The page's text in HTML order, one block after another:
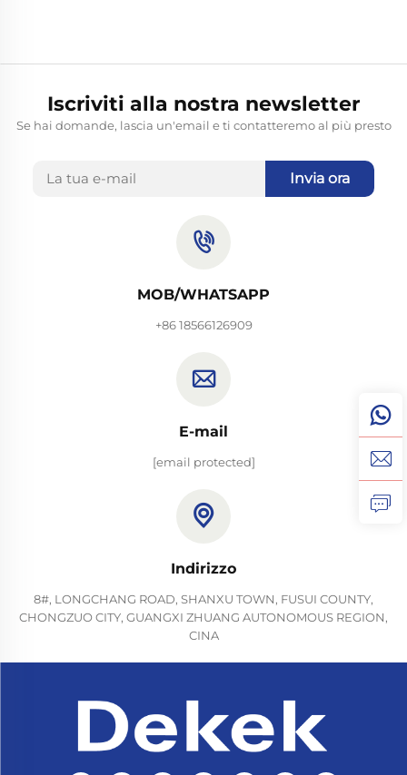
Iscriviti alla nostra newsletter
Se hai domande, lascia un'email e ti contatteremo al più presto
Invia ora
MOB/WHATSAPP
+86 18566126909
E-mail
[email protected]
Indirizzo
8#, LONGCHANG ROAD, SHANXU TOWN, FUSUI COUNTY,
CHONGZUO CITY, GUANGXI ZHUANG AUTONOMOUS REGION,
CINA